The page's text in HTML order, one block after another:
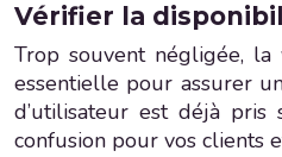
Vérifier la
Trop souvent négligée,
essentielle pour assurer
d’utilisateur est déjà pris
confusion pour vos clients